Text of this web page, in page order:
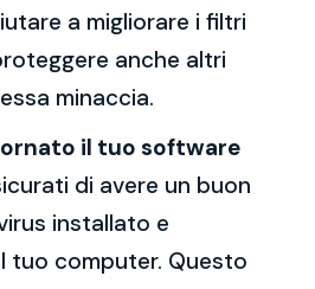
a migliorare i filtri
anche altri
minaccia.
il tuo software
di avere un buon
installato e
tuo computer. Questo